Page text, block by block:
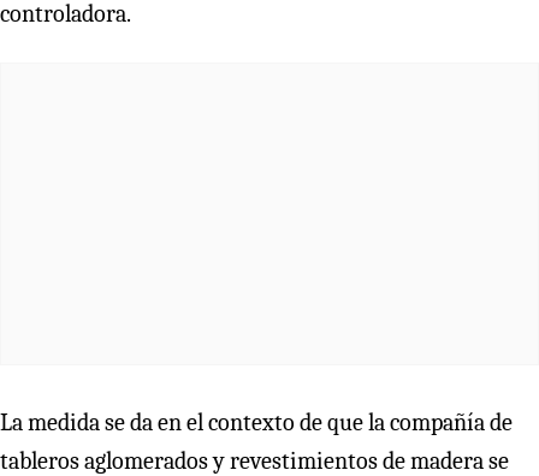
controladora.
La medida se da en el contexto de que la compañía de
tableros aglomerados y revestimientos de madera se